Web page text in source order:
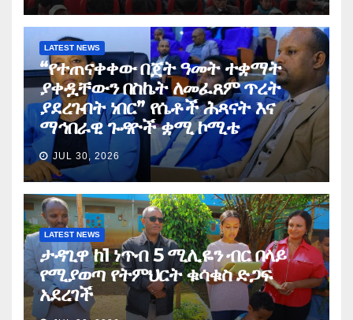
LATEST NEWS
“የተጠናቀቀው በጀት ዓመት ተቋማት
ያቀዷቸውን በስኬት ለመፈጸም ጥረት
ያደረጉበት ነበር” የሴቶች ሕጻናት እና
ማኅበራዊ ጉዳዮች ቋሚ ኮሚቴ
JUL 30, 2026
LATEST NEWS
ታዳጊዋ ከ1 ነጥብ 5 ሚሊዬን ብር በላይ
የሚያወጣ የትምህርት ቁሳቁስ ድጋፍ
አደረገች